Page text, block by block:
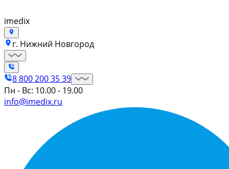
imedix
г. Нижний Новгород
8 800 200 35 39
Пн - Вс: 10.00 - 19.00
info@imedix.ru